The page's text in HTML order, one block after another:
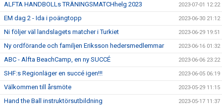
ALFTA HANDBOLLs TRÄNINGSMATCHhelg 2023 2023-07-01 12:22
EM dag 2 - Ida i poängtopp 2023-06-30 21:12
Ni följer väl landslagets matcher i Turkiet 2023-06-29 19:51
Ny ordförande och familjen Eriksson hedersmedlemmar 2023-06-16 01:32
ABC - Alfta BeachCamp, en ny SUCCÉ 2023-06-06 23:22
SHF:s Regionläger en succé igen!!! 2023-06-05 06:19
Välkommen till årsmöte 2023-05-29 11:15
Hand the Ball instruktörsutbildning 2023-05-17 11:37